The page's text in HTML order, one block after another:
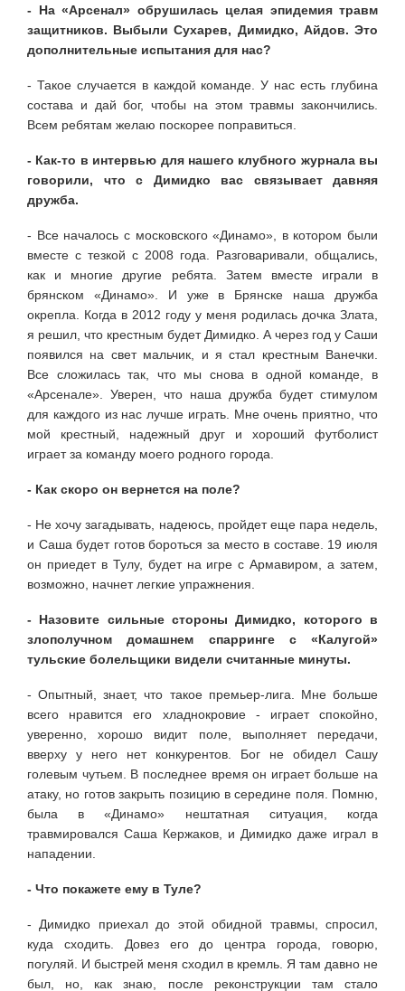
- На «Арсенал» обрушилась целая эпидемия травм
защитников. Выбыли Сухарев, Димидко, Айдов. Это
дополнительные испытания для нас?
- Такое случается в каждой команде. У нас есть глубина
состава и дай бог, чтобы на этом травмы закончились.
Всем ребятам желаю поскорее поправиться.
- Как-то в интервью для нашего клубного журнала вы
говорили, что с Димидко вас связывает давняя
дружба.
- Все началось с московского «Дина­мо», в котором были
вместе с тезкой с 2008 года. Разговаривали, общались,
как и мно­гие другие ребята. Затем вместе играли в
брянском «Динамо». И уже в Брянске наша дружба
окрепла. Когда в 2012 году у меня ро­дилась дочка Злата,
я решил, что крестным будет Димидко. А через год у Саши
появился на свет мальчик, и я стал крестным Ванечки.
Все сложилась так, что мы снова в одной команде, в
«Арсенале». Уверен, что наша дружба будет стимулом
для каждого из нас лучше играть. Мне очень приятно, что
мой крестный, надежный друг и хороший футболист
играет за команду моего родного города.
- Как скоро он вернется на поле?
- Не хочу загадывать, надеюсь, пройдет еще пара недель,
и Саша будет готов бороться за место в составе. 19 июля
он приедет в Тулу, будет на игре с Армавиром, а затем,
возможно, начнет легкие упражнения.
- Назовите сильные стороны Димидко, которого в
злополучном домашнем спарринге с «Калугой»
тульские бо­лельщики видели считанные минуты.
- Опытный, знает, что такое премьер-лига. Мне больше
всего нравится его хладнокровие - играет спокойно,
уверенно, хорошо видит поле, выполняет передачи,
вверху у него нет конкурентов. Бог не обидел Сашу
голевым чутьем. В последнее время он играет больше на
атаку, но готов закрыть позицию в середине поля. Помню,
была в «Динамо» нештатная ситуация, когда
травмировался Саша Кержаков, и Димидко даже играл в
нападении.
- Что покажете ему в Туле?
- Димидко приехал до этой обидной травмы, спросил,
куда сходить. Довез его до центра города, говорю,
погуляй. И быстрей меня сходил в кремль. Я там давно не
был, но, как знаю, после реконструкции там стало